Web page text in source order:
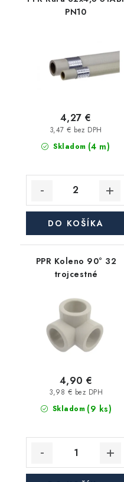
PN10
Skladom (4 m)
3,47 € bez DPH
4,27 €
DO KOŠÍKA
PPR Koleno 90° 32
trojcestné
Skladom (9 ks)
3,98 € bez DPH
4,90 €